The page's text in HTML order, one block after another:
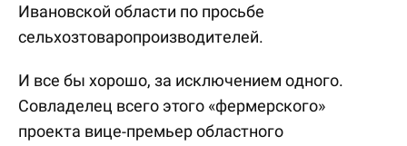
Ивановской области по просьбе
сельхозтоваропроизводителей.
И все бы хорошо, за исключением одного.
Совладелец всего этого «фермерского»
проекта вице-премьер областного